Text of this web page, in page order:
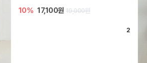
10% 17,100원 19,000원